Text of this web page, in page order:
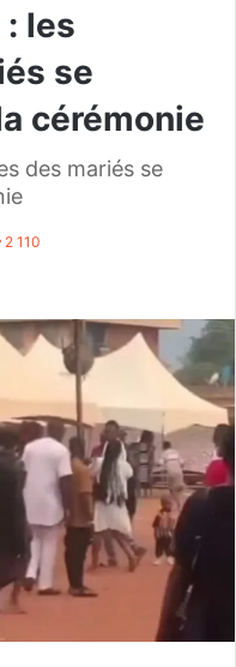
les
se
cérémonie
des mariés se
2 110